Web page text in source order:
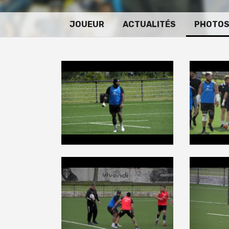
JOUEUR ACTUALITÉS PHOTOS